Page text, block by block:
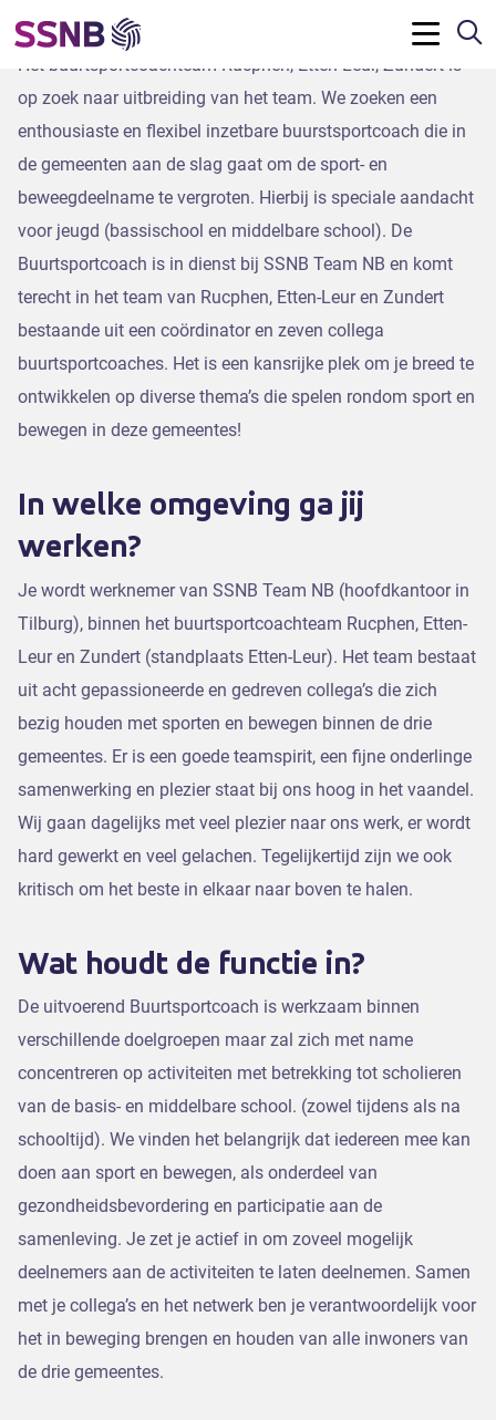
Wij zijn op zoek naar jou!
Het buurtsportcoachteam Rucphen, Etten-Leur, Zundert is
op zoek naar uitbreiding van het team. We zoeken een
enthousiaste en flexibel inzetbare buurstsportcoach die in
de gemeenten aan de slag gaat om de sport- en
beweegdeelname te vergroten. Hierbij is speciale aandacht
voor jeugd (bassischool en middelbare school). De
Buurtsportcoach is in dienst bij SSNB Team NB en komt
terecht in het team van Rucphen, Etten-Leur en Zundert
bestaande uit een coördinator en zeven collega
buurtsportcoaches. Het is een kansrijke plek om je breed te
ontwikkelen op diverse thema’s die spelen rondom sport en
bewegen in deze gemeentes!
In welke omgeving ga jij
werken?
Je wordt werknemer van SSNB Team NB (hoofdkantoor in
Tilburg), binnen het buurtsportcoachteam Rucphen, Etten-
Leur en Zundert (standplaats Etten-Leur). Het team bestaat
uit acht gepassioneerde en gedreven collega’s die zich
bezig houden met sporten en bewegen binnen de drie
gemeentes. Er is een goede teamspirit, een fijne onderlinge
samenwerking en plezier staat bij ons hoog in het vaandel.
Wij gaan dagelijks met veel plezier naar ons werk, er wordt
hard gewerkt en veel gelachen. Tegelijkertijd zijn we ook
kritisch om het beste in elkaar naar boven te halen.
Wat houdt de functie in?
De uitvoerend Buurtsportcoach is werkzaam binnen
verschillende doelgroepen maar zal zich met name
concentreren op activiteiten met betrekking tot scholieren
van de basis- en middelbare school. (zowel tijdens als na
schooltijd). We vinden het belangrijk dat iedereen mee kan
doen aan sport en bewegen, als onderdeel van
gezondheidsbevordering en participatie aan de
samenleving. Je zet je actief in om zoveel mogelijk
deelnemers aan de activiteiten te laten deelnemen. Samen
met je collega’s en het netwerk ben je verantwoordelijk voor
het in beweging brengen en houden van alle inwoners van
de drie gemeentes.